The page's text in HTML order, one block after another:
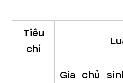
Tiêu
chí
Gia chủ